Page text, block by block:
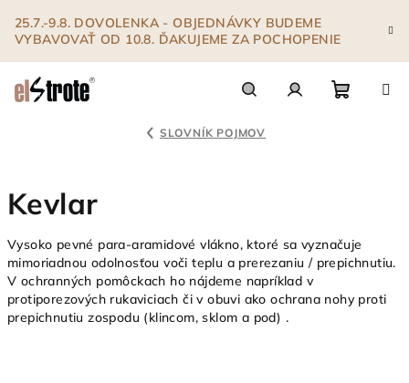
obsah
25.7.-9.8. DOVOLENKA - OBJEDNÁVKY BUDEME
VYBAVOVAŤ OD 10.8. ĎAKUJEME ZA POCHOPENIE
SLOVNÍK POJMOV
Kevlar
Vysoko pevné para-aramidové vlákno, ktoré sa vyznačuje
mimoriadnou odolnosťou voči teplu a prerezaniu / prepichnutiu.
V ochranných pomôckach ho nájdeme napríklad v
protiporezových rukaviciach či v obuvi ako ochrana nohy proti
prepichnutiu zospodu (klincom, sklom a pod) .